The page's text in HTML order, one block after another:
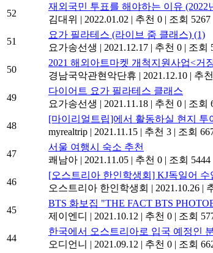
52
재외국민 투표를 해야하는 이유
김대위 | 2022.01.02 | 추천 0 | 조회 5267
51
요가 필라테스 (라이브 줌 클래스) (1)
요가송선생 | 2021.12.17 | 추천 0 | 조회
50
2021 해외아트마켓 개척지원사업<거
경남국악관현악단휴 | 2021.12.10 | 추
49
다이어트 요가 필라테스 클래스
요가송선생 | 2021.11.18 | 추천 0 | 조회
48
[마이리얼트립]에서 활동하실 현지
myrealtrip | 2021.11.15 | 추천 3 | 조회
47
서울 여행시 숙소 추천
쾌남아 | 2021.11.05 | 추천 0 | 조회 5444
46
[오스트리아 한인학생회] KJ독일어
오스트리아 한인학생회 | 2021.10.26 |
45
BTS 화보집 "THE FACT BTS
제이엔디 | 2021.10.12 | 추천 0 | 조회
44
한국에서 오스트리아로 입국 예정인
오디언니 | 2021.09.12 | 추천 0 | 조회